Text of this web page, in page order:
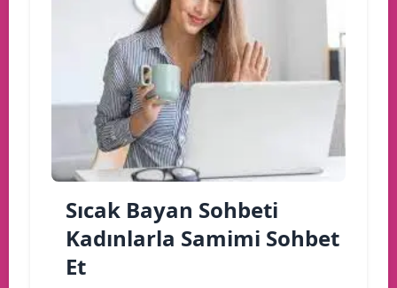
Sıcak Bayan Sohbeti
Kadınlarla Samimi Sohbet
Et